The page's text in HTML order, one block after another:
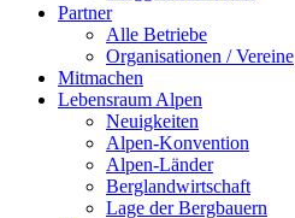
Partner
Alle Betriebe
Organisationen / Vereine
Mitmachen
Lebensraum Alpen
Neuigkeiten
Alpen-Konvention
Alpen-Länder
Berglandwirtschaft
Lage der Bergbauern